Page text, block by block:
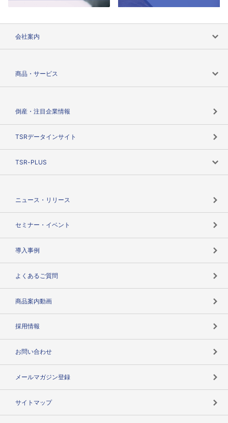
会社案内
商品・サービス
倒産・注目企業情報
TSRデータインサイト
TSR-PLUS
ニュース・リリース
セミナー・イベント
導入事例
よくあるご質問
商品案内動画
採用情報
お問い合わせ
メールマガジン登録
サイトマップ